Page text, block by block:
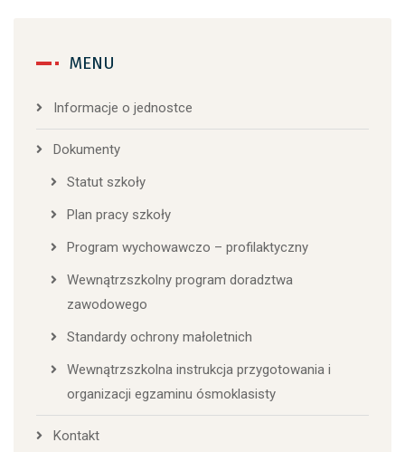
MENU
Informacje o jednostce
Dokumenty
Statut szkoły
Plan pracy szkoły
Program wychowawczo – profilaktyczny
Wewnątrzszkolny program doradztwa
zawodowego
Standardy ochrony małoletnich
Wewnątrzszkolna instrukcja przygotowania i
organizacji egzaminu ósmoklasisty
Kontakt